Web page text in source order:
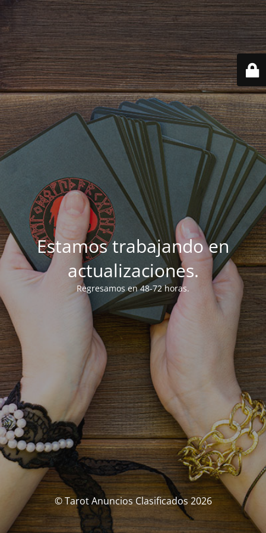
Estamos trabajando en
actualizaciones.
Regresamos en 48-72 horas.
© Tarot Anuncios Clasificados 2026